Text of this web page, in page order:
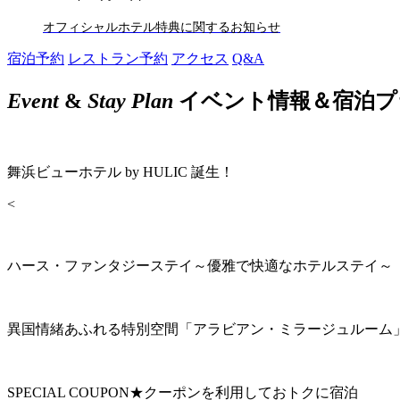
オフィシャルホテル特典に関するお知らせ
宿泊予約 レストラン予約 アクセス Q&A
Event& Stay Plan イベント情報＆宿泊
舞浜ビューホテル by HULIC 誕生！
<
ハース・ファンタジーステイ～優雅で快適なホテルステイ～
異国情緒あふれる特別空間「アラビアン・ミラージュルーム
SPECIAL COUPON★クーポンを利用しておトクに宿泊